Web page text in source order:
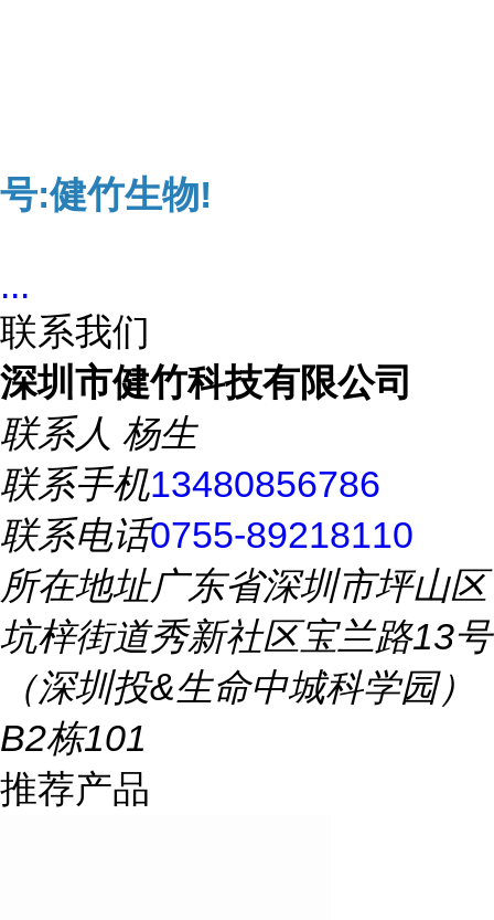
号:健竹生物!
...
联系我们
深圳市健竹科技有限公司
联系人 杨生
联系手机13480856786
联系电话0755-89218110
所在地址广东省深圳市坪山区
坑梓街道秀新社区宝兰路13号
（深圳投&生命中城科学园）
B2栋101
推荐产品